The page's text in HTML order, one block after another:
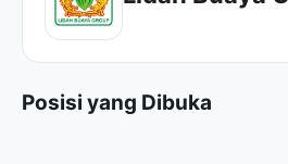
Posisi yang Dibuka